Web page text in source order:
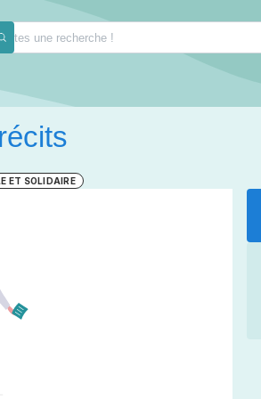
ET SOLIDAIRE